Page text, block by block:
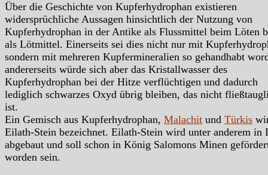
Über die Geschichte von Kupferhydrophan existieren
widersprüchliche Aussagen hinsichtlich der Nutzung von
Kupferhydrophan in der Antike als Flussmittel beim Löten
als Lötmittel. Einerseits sei dies nicht nur mit
sondern mit mehreren Kupfermineralien so gehandhabt
andererseits würde sich aber das Kristallwasser des
Kupferhydrophan bei der Hitze verflüchtigen und dadurch
lediglich schwarzes Oxyd übrig bleiben, das nicht
ist.
Ein Gemisch aus Kupferhydrophan, Malachit und Türkis
Eilath-Stein bezeichnet. Eilath-Stein wird unter anderem in
abgebaut und soll schon in König Salomons Minen
worden sein.